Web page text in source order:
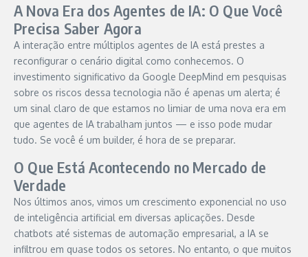
A Nova Era dos Agentes de IA: O Que Você
Precisa Saber Agora
A interação entre múltiplos agentes de IA está prestes a
reconfigurar o cenário digital como conhecemos. O
investimento significativo da Google DeepMind em pesquisas
sobre os riscos dessa tecnologia não é apenas um alerta; é
um sinal claro de que estamos no limiar de uma nova era em
que agentes de IA trabalham juntos — e isso pode mudar
tudo. Se você é um builder, é hora de se preparar.
O Que Está Acontecendo no Mercado de
Verdade
Nos últimos anos, vimos um crescimento exponencial no uso
de inteligência artificial em diversas aplicações. Desde
chatbots até sistemas de automação empresarial, a IA se
infiltrou em quase todos os setores. No entanto, o que muitos